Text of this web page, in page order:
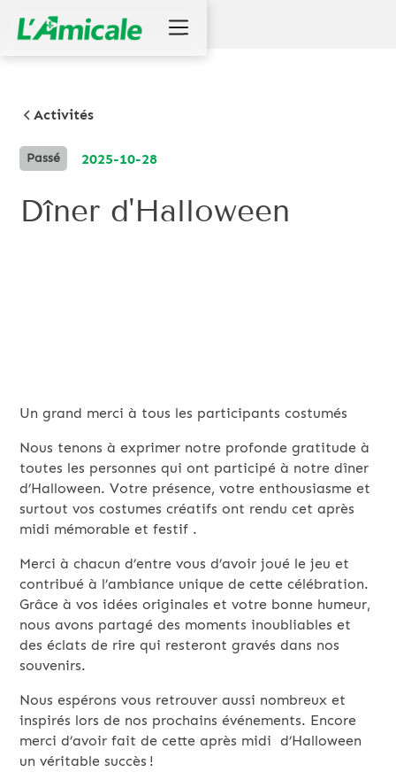
Activités
Passé 2025-10-28
Dîner d'Halloween
Un grand merci à tous les participants costumés
Nous tenons à exprimer notre profonde gratitude à
toutes les personnes qui ont participé à notre dîner
d’Halloween. Votre présence, votre enthousiasme et
surtout vos costumes créatifs ont rendu cet après
midi mémorable et festif .
Merci à chacun d’entre vous d’avoir joué le jeu et
contribué à l’ambiance unique de cette célébration.
Grâce à vos idées originales et votre bonne humeur,
nous avons partagé des moments inoubliables et
des éclats de rire qui resteront gravés dans nos
souvenirs.
Nous espérons vous retrouver aussi nombreux et
inspirés lors de nos prochains événements. Encore
merci d’avoir fait de cette après midi d’Halloween
un véritable succès !